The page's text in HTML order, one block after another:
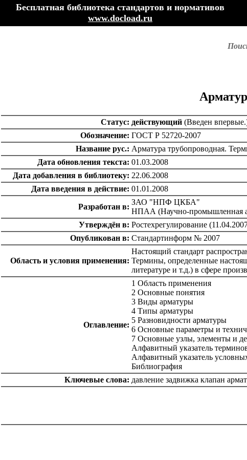
Бесплатная библиотека стандартов и нормативов
www.docload.ru
Статус: действующий (Введен
Обозначение: ГОСТ Р 52720-2007
Название рус.: Арматура трубопроводная.
Дата обновления текста: 01.03.2008
Дата добавления в библиотеку: 22.06.2008
Дата введения в действие: 01.01.2008
Разработан в:
ЗАО "НПФ ЦКБА"
НПАА (Научно-промышленная
Утверждён в: Ростехрегулирование
Опубликован в: Стандартинформ № 2007
Область и условия применения:
Настоящий стандарт
Термины, определенные
литературе и т.д.) в сфере
Оглавление:
1 Область применения
2 Основные понятия
3 Виды арматуры
4 Типы арматуры
5 Разновидности арматуры
6 Основные параметры и
7 Основные узлы, элементы и
Алфавитный указатель
Алфавитный указатель
Библиография
Ключевые слова: давление задвижка клапан